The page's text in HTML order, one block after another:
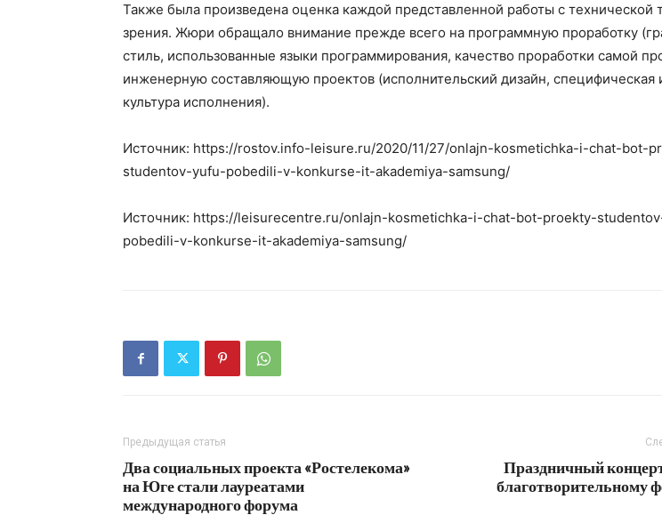
Также была произведена оценка каждой представленной работы с технической
зрения. Жюри обращало внимание прежде всего на программную проработку
стиль, использованные языки программирования, качество проработки самой
инженерную составляющую проектов (исполнительский дизайн, специфическая
культура исполнения).
Источник: https://rostov.info-leisure.ru/2020/11/27/onlajn-kosmetichka-i-chat-bot-
studentov-yufu-pobedili-v-konkurse-it-akademiya-samsung/
Источник: https://leisurecentre.ru/onlajn-kosmetichka-i-chat-bot-proekty-
pobedili-v-konkurse-it-akademiya-samsung/
Предыдущая статья
Два социальных проекта «Ростелекома»
на Юге стали лауреатами
международного форума
Праздничный
благотворительному